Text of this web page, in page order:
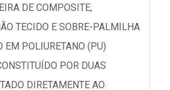
DE COMPOSITE,
TECIDO E SOBRE-PALMILHA
EM POLIURETANO (PU)
POR DUAS
DIRETAMENTE AO